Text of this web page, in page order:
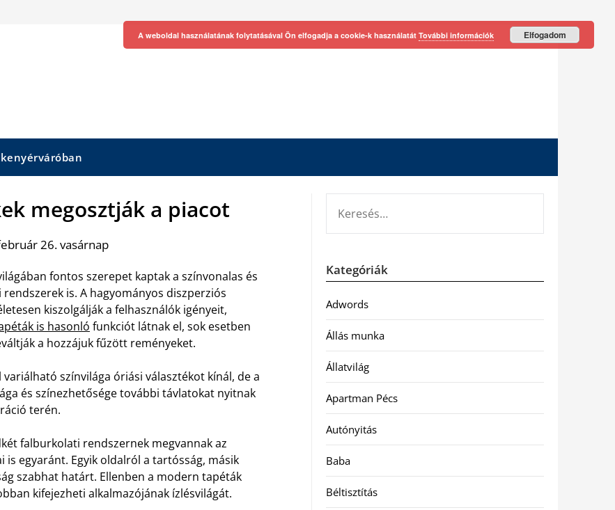
megosztják a piacot
26. vasárnap
fontos szerepet kaptak a színvonalas és
is. A hagyományos diszperziós
kiszolgálják a felhasználók igényeit,
is hasonló funkciót látnak el, sok esetben
a hozzájuk fűzött reményeket.
színvilága óriási választékot kínál, de a
és színezhetősége további távlatokat nyitnak
terén.
falburkolati rendszernek megvannak az
is egyaránt. Egyik oldalról a tartósság, másik
szabhat határt. Ellenben a modern tapéták
kifejezheti alkalmazójának ízlésvilágát.
Kategóriák
Adwords
Állás munka
Állatvilág
Apartman Pécs
Autónyitás
Baba
Béltisztítás
A weboldal használatának folytatásával Ön elfogadja a cookie-k használatát További információk Elfogadom